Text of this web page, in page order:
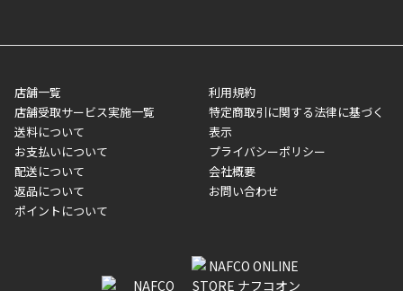
■商品によっては一部決済方法が使用できない場合がございま
す。
メーカー直送品など一部商品については、その他商品との購入に
制限がかかる場合がございます。また発送日についても、通常と
異なる場合がございます。対象商品の説明ページをご確認くださ
い。
■店舗受取をご選択いただいた場合
ご注文が確認出来次第、お受取される店舗在庫を使用してご準備
をさせていただきます。店舗に在庫がない場合は店舗よりお取り
いただく場合がございます。店舗準備でのお渡しとなる為、商品
のみの受け渡しとなります。（箱や納品書は付属しておりませ
店舗一覧
店舗受取サービス実施一覧
送料について
お支払いについて
配送について
返品について
ポイントについて
利用規約
特定商取引に関する法律に基づく
表示
プライバシーポリシー
会社概要
お問い合わせ